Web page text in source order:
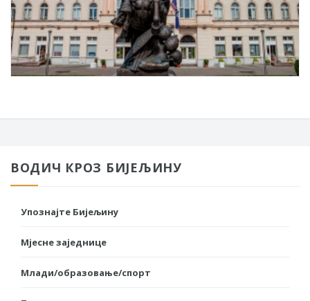
ВОДИЧ КРОЗ БИЈЕЉИНУ
Упознајте Бијељину
Мјесне заједнице
Млади/образовање/спорт